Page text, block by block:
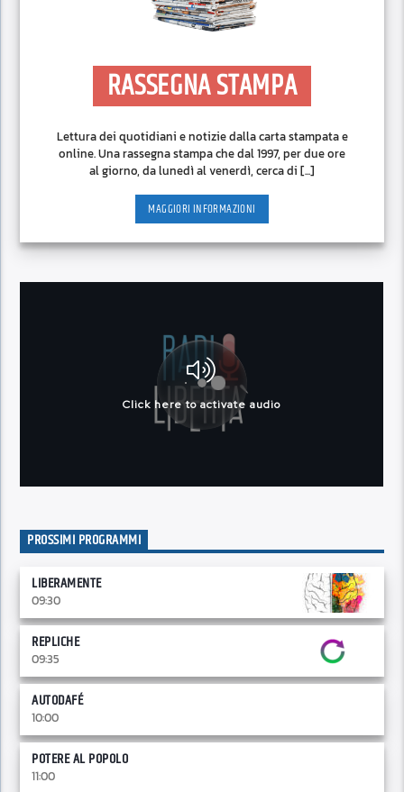
RASSEGNA STAMPA
Lettura dei quotidiani e notizie dalla carta stampata e
online. Una rassegna stampa che dal 1997, per due ore
al giorno, da lunedì al venerdì, cerca di [...]
MAGGIORI INFORMAZIONI
PROSSIMI PROGRAMMI
LIBERAMENTE
09:30
REPLICHE
09:35
AUTODAFÉ
10:00
POTERE AL POPOLO
11:00